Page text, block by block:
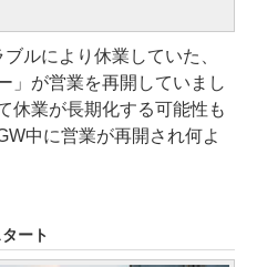
ルにより休業していた、
」が営業を再開していまし
休業が長期化する可能性も
中に営業が再開され何よ
ート